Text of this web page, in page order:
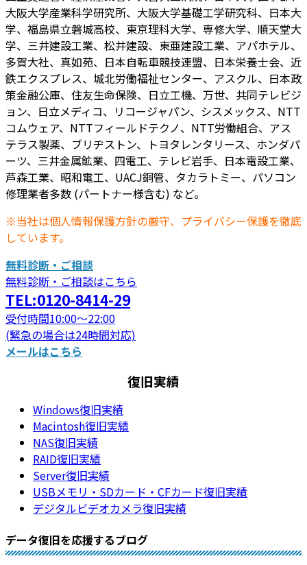
大阪大学産業科学研究所、大阪大学基礎工学研究科、日本大
学、福島県立磐城高校、東京理科大学、専修大学、順天堂大
学、三井建設工業、松井建設、東亜建設工業、アパホテル、
多賀大社、真如苑、日本自転車競技連盟、日本栄養士会、近
鉄エクスプレス、城北労働福祉センター、アスクル、日本政
策金融公庫、住友生命保険、日立工機、万世、共同テレビジ
ョン、日立メディコ、リコージャパン、シスメックス、NTT
コムウェア、NTTフィールドテクノ、NTT労働組合、アス
テラス製薬、ブリヂストン、トヨタレンタリース、ホンダパ
ーツ、三井金属鉱業、四電工、テレビ岩手、日本電設工業、
芦森工業、昭和電工、UACJ銅管、タカラトミー、パソコン
修理業者多数 (パートナー様含む) など。
※当社は個人情報保護方針の厳守、プライバシー保護を徹底
しています。
無料診断・ご相談
無料診断・ご相談はこちら
TEL:0120-8414-29
受付時間10:00～22:00
(緊急の場合は24時間対応)
メールはこちら
復旧実績
Windows復旧実績
Macintosh復旧実績
NAS復旧実績
RAID復旧実績
Server復旧実績
USBメモリ・SDカード・CFカード復旧実績
デジタルビデオカメラ復旧実績
データ復旧を応援するブログ